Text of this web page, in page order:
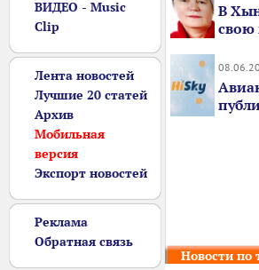
ВИДЕО - Music
Clip
Лента новостей
Лучшие 20 статей
Архив
Мобильная
версия
Экспорт новостей
Реклама
Обратная связь
В
свою
Новости по